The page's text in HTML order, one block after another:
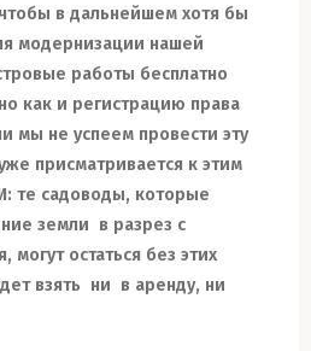
в дальнейшем хотя бы
модернизации нашей
работы бесплатно
как и регистрацию права
мы не успеем провести эту
присматривается к этим
те садоводы, которые
земли в разрез с
, могут остаться без этих
взять ни в аренду, ни